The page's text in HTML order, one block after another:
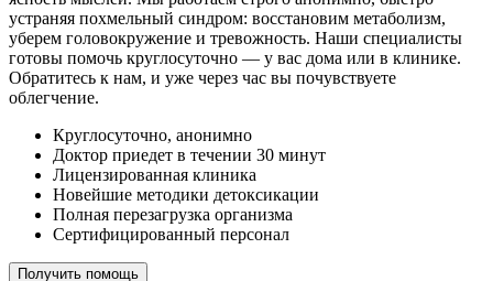
устраняя похмельный синдром: восстановим метаболизм,
уберем головокружение и тревожность. Наши специалисты
готовы помочь круглосуточно — у вас дома или в клинике.
Обратитесь к нам, и уже через час вы почувствуете
облегчение.
Круглосуточно, анонимно
Доктор приедет в течении 30 минут
Лицензированная клиника
Новейшие методики детоксикации
Полная перезагрузка организма
Сертифицированный персонал
Получить помощь